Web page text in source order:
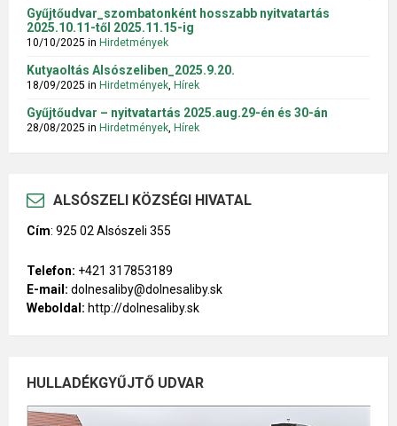
Gyűjtőudvar_szombatonként hosszabb nyitvatartás
2025.10.11-től 2025.11.15-ig
10/10/2025 in Hirdetmények
Kutyaoltás Alsószeliben_2025.9.20.
18/09/2025 in Hirdetmények, Hírek
Gyűjtőudvar – nyitvatartás 2025.aug.29-én és 30-án
28/08/2025 in Hirdetmények, Hírek
ALSÓSZELI KÖZSÉGI HIVATAL
Cím: 925 02 Alsószeli 355
Telefon: +421 317853189
E-mail: dolnesaliby@dolnesaliby.sk
Weboldal: http://dolnesaliby.sk
HULLADÉKGYŰJTŐ UDVAR